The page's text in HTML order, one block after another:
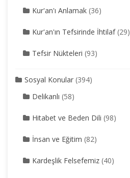
Kur'an'ı Anlamak (36)
Kur'an'ın Tefsirinde İhtilaf(29)
Tefsir Nükteleri (93)
Sosyal Konular (394)
Delikanlı (58)
Hitabet ve Beden Dili (98)
İnsan ve Eğitim (82)
Kardeşlik Felsefemiz (40)